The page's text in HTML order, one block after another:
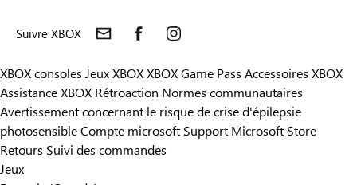
Suivre XBOX
XBOX consoles Jeux XBOXXBOX Game Pass Accessoires XBOX
Assistance XBOX Rétroaction Normes communautaires
Avertissement concernant le risque de crise d'épilepsie
photosensibleCompte microsoft Support Microsoft Store
Retours Suivi des commandes
Jeux